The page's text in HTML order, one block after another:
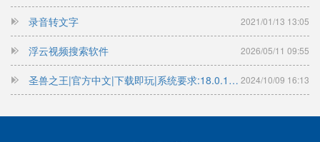
2021/01/13 13:05
录音转文字
2026/05/11 09:55
浮云视频搜索软件
2024/10/09 16:13
圣兽之王|官方中文|下载即玩|系统要求:18.0.1|全球销量突破100万份